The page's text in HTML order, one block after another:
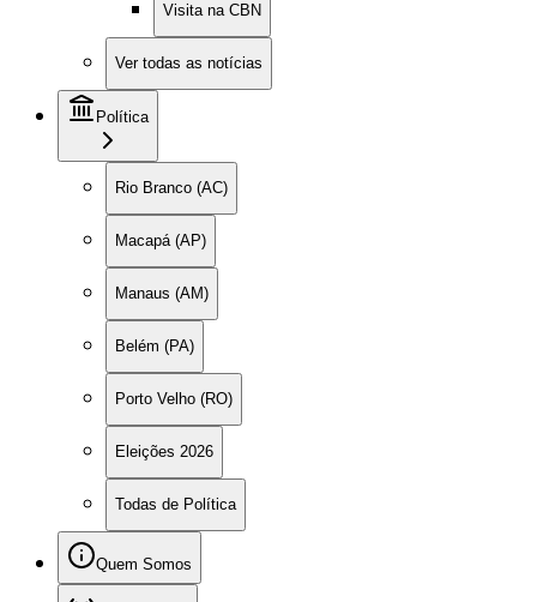
Visita na CBN
Ver todas as notícias
Política
Rio Branco (AC)
Macapá (AP)
Manaus (AM)
Belém (PA)
Porto Velho (RO)
Eleições 2026
Todas de Política
Quem Somos